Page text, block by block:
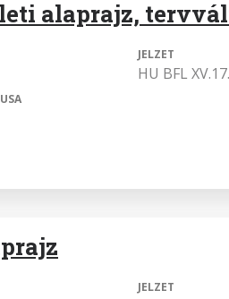
alaprajz,
JELZET
HU BFL
JELZET